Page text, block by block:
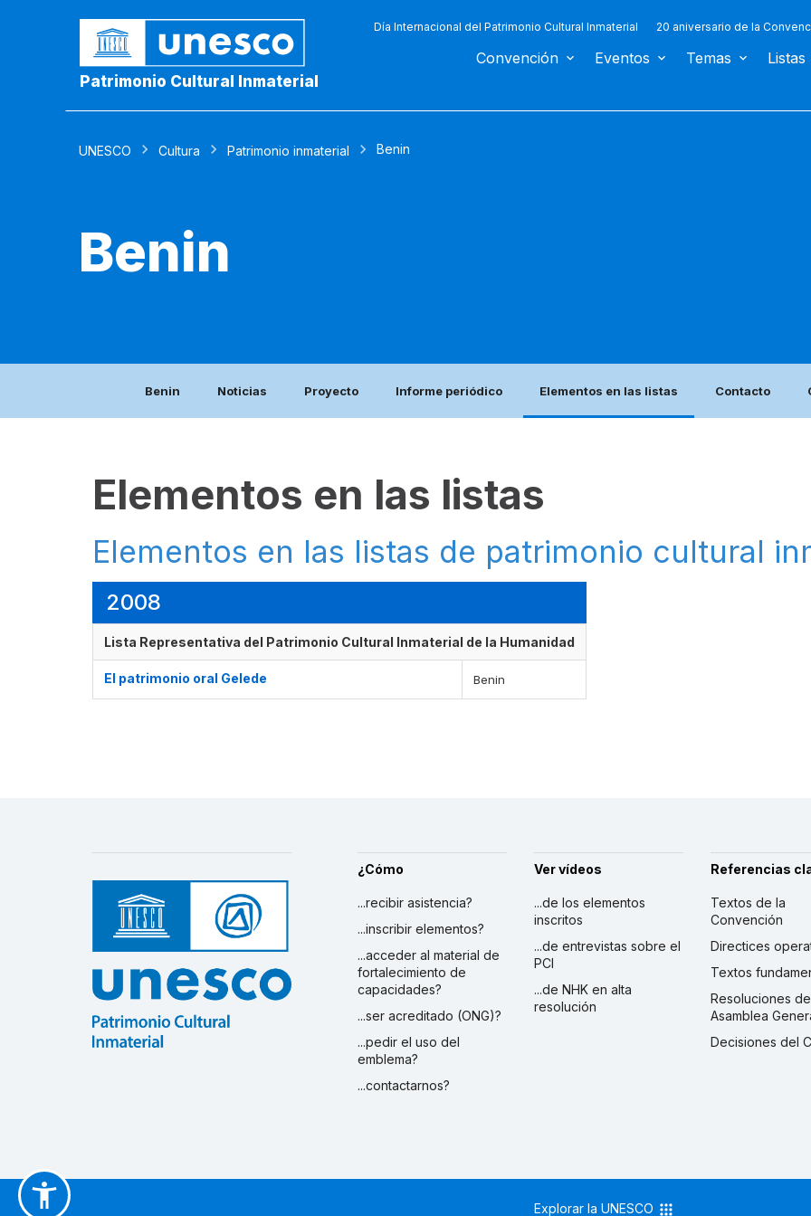
Patrimonio Cultural Inmaterial
Día Internacional del Patrimonio Cultural Inmaterial 20 aniversario de la
Convención Eventos Temas Listas
UNESCO Cultura Patrimonio inmaterial Benin
Benin
Benin Noticias Proyecto Informe periódico Elementos en las listas Contacto
Elementos en las listas
Elementos en las listas de patrimonio cultural
2008
Lista Representativa del Patrimonio Cultural Inmaterial de la Humanidad
El patrimonio oral Gelede Benin
¿Cómo
...recibir asistencia?
...inscribir elementos?
...acceder al material de
fortalecimiento de
capacidades?
...ser acreditado (ONG)?
...pedir el uso del
emblema?
...contactarnos?
Ver vídeos
...de los elementos
inscritos
...de entrevistas sobre el
PCI
...de NHK en alta
resolución
Referencias
Textos de la
Convención
Directices
Textos
Resoluciones
Asamblea
Decisiones del
Explorar la UNESCO